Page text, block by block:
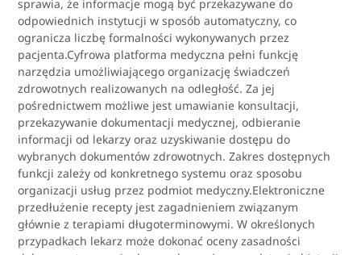
sprawia, że informacje mogą być przekazywane do
odpowiednich instytucji w sposób automatyczny, co
ogranicza liczbę formalności wykonywanych przez
pacjenta.Cyfrowa platforma medyczna pełni funkcję
narzędzia umożliwiającego organizację świadczeń
zdrowotnych realizowanych na odległość. Za jej
pośrednictwem możliwe jest umawianie konsultacji,
przekazywanie dokumentacji medycznej, odbieranie
informacji od lekarzy oraz uzyskiwanie dostępu do
wybranych dokumentów zdrowotnych. Zakres dostępnych
funkcji zależy od konkretnego systemu oraz sposobu
organizacji usług przez podmiot medyczny.Elektroniczne
przedłużenie recepty jest zagadnieniem związanym
głównie z terapiami długoterminowymi. W określonych
przypadkach lekarz może dokonać oceny zasadności